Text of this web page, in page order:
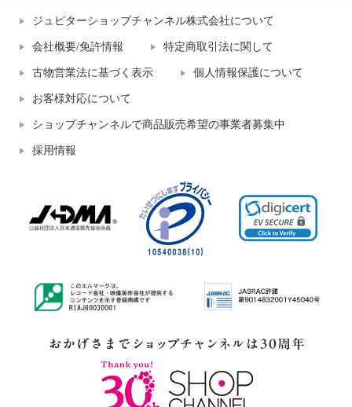
ジュピターショップチャンネル株式会社について
会社概要/免許情報 特定商取引法に関して
古物営業法に基づく表示 個人情報保護について
お客様対応について
ショップチャンネルで商品販売希望の事業者募集中
採用情報